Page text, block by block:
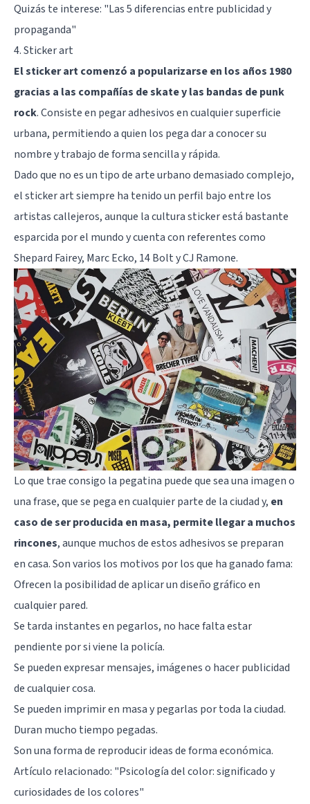
Quizás te interese: "Las 5 diferencias entre publicidad y
propaganda"
4. Sticker art
El sticker art comenzó a popularizarse en los años 1980
gracias a las compañías de skate y las bandas de punk
rock. Consiste en pegar adhesivos en cualquier superficie
urbana, permitiendo a quien los pega dar a conocer su
nombre y trabajo de forma sencilla y rápida.
Dado que no es un tipo de arte urbano demasiado complejo,
el sticker art siempre ha tenido un perfil bajo entre los
artistas callejeros, aunque la cultura sticker está bastante
esparcida por el mundo y cuenta con referentes como
Shepard Fairey, Marc Ecko, 14 Bolt y CJ Ramone.
Lo que trae consigo la pegatina puede que sea una imagen o
una frase, que se pega en cualquier parte de la ciudad y, en
caso de ser producida en masa, permite llegar a muchos
rincones, aunque muchos de estos adhesivos se preparan
en casa. Son varios los motivos por los que ha ganado fama:
Ofrecen la posibilidad de aplicar un diseño gráfico en
cualquier pared.
Se tarda instantes en pegarlos, no hace falta estar
pendiente por si viene la policía.
Se pueden expresar mensajes, imágenes o hacer publicidad
de cualquier cosa.
Se pueden imprimir en masa y pegarlas por toda la ciudad.
Duran mucho tiempo pegadas.
Son una forma de reproducir ideas de forma económica.
Artículo relacionado: "Psicología del color: significado y
curiosidades de los colores"